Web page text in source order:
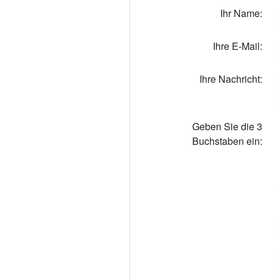
Ihr Name:
Ihre E-Mail:
Ihre Nachricht:
Geben Sie die 3
Buchstaben ein: